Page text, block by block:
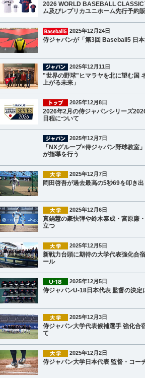
2026 WORLD BASEBALL
ム及びレプリカユニホーム先行予約
2025年12月24日
侍ジャパンが「第3回 Baseball5 日
2025年12月11日
"世界の野球"ヒマラヤを北に望む国
上がる未来」
2025年12月8日
2026年2月の侍ジャパンシリーズ
日程について
2025年12月7日
「NXグループ×侍ジャパン野球教室
が指導を行う
2025年12月7日
岡田啓吾が過去最高の5秒69を叩き
2025年12月6日
真鍋慧の豪快弾や鈴木泰成・宮原廉
立つ
2025年12月5日
新戦力台頭に期待の大学代表強化合
ール
2025年12月5日
侍ジャパンU-18日本代表 監督の決定
2025年12月3日
侍ジャパン大学代表候補選手 強化合
て
2025年12月2日
侍ジャパン大学日本代表 監督・コー